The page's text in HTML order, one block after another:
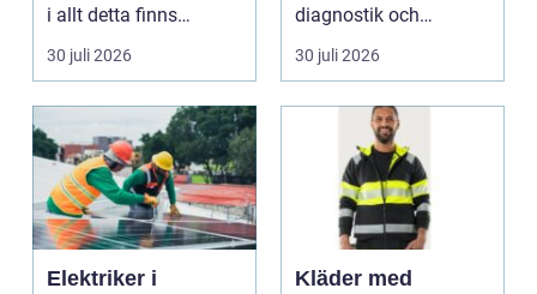
i allt detta finns
riskutbild...
30 juli 2026
diagnostik och
veterinärmedicin. När
blod...
30 juli 2026
Elektriker i
Kläder med